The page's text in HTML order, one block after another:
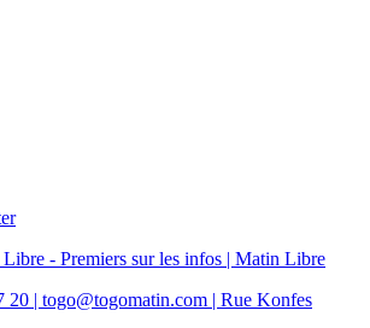
- Premiers sur les infos | Matin Libre